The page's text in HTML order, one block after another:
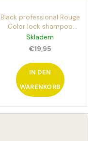
Black professional Rouge
Color lock shampoo
1000ml shampoo für
coloriertes Haar
Skladem
€19,95
IN DEN
WARENKORB